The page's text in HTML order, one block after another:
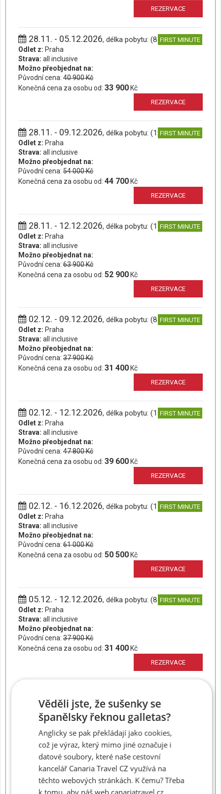
REZERVACE
28.11. - 05.12.2026, délka pobytu: (8 dní)FIRST MINUTE
Odlet z: Praha
Strava: all inclusive
Možno přeobjednat na:
Původní cena: 40 900 Kč
Konečná cena za osobu od: 33 900 Kč
REZERVACE
28.11. - 09.12.2026, délka pobytu: (12 dní)FIRST MINUTE
Odlet z: Praha
Strava: all inclusive
Možno přeobjednat na:
Původní cena: 54 000 Kč
Konečná cena za osobu od: 44 700 Kč
REZERVACE
28.11. - 12.12.2026, délka pobytu: (15 dní)FIRST MINUTE
Odlet z: Praha
Strava: all inclusive
Možno přeobjednat na:
Původní cena: 63 900 Kč
Konečná cena za osobu od: 52 900 Kč
REZERVACE
02.12. - 09.12.2026, délka pobytu: (8 dní)FIRST MINUTE
Odlet z: Praha
Strava: all inclusive
Možno přeobjednat na:
Původní cena: 37 900 Kč
Konečná cena za osobu od: 31 400 Kč
REZERVACE
02.12. - 12.12.2026, délka pobytu: (11 dní)FIRST MINUTE
Odlet z: Praha
Strava: all inclusive
Možno přeobjednat na:
Původní cena: 47 800 Kč
Konečná cena za osobu od: 39 600 Kč
REZERVACE
02.12. - 16.12.2026, délka pobytu: (15 dní)FIRST MINUTE
Odlet z: Praha
Strava: all inclusive
Možno přeobjednat na:
Původní cena: 61 000 Kč
Konečná cena za osobu od: 50 500 Kč
REZERVACE
05.12. - 12.12.2026, délka pobytu: (8 dní)FIRST MINUTE
Odlet z: Praha
Strava: all inclusive
Možno přeobjednat na:
Původní cena: 37 900 Kč
Konečná cena za osobu od: 31 400 Kč
REZERVACE
Odlet z:Praha
Strava:all inclusive
Možno přeobjednat na:
Původní cena:51 100 Kč
Konečná cena za osobu od: 42 400 Kč
REZERVACE
05.12. - 19.12.2026
Věděli jste, že sušenky se
španělsky řeknou galletas?
Anglicky se pak překládají jako cookies,
což je výraz, který mimo jiné označuje i
datové soubory, které naše cestovní
kancelář Canaria Travel CZ využívá na
těchto webových stránkách. K čemu? Třeba
k tomu, aby náš web canariatravel.cz